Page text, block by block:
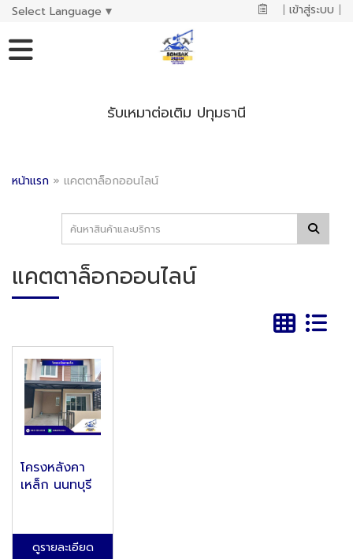
Select Language ▼ | เข้าสู่ระบบ |
รับเหมาต่อเติม ปทุมธานี
หน้าแรก » แคตตาล็อกออนไลน์
แคตตาล็อกออนไลน์
โครงหลังคา
เหล็ก นนทบุรี
ดูรายละเอียด